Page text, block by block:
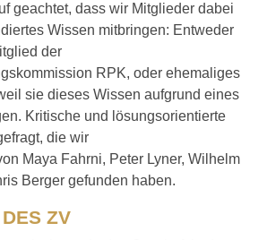
geachtet, dass wir Mitglieder dabei
Wissen mitbringen: Entweder
der
RPK, oder ehemaliges
sie dieses Wissen aufgrund eines
Kritische und lösungsorientierte
die wir
Maya Fahrni, Peter Lyner, Wilhelm
Berger gefunden haben.
ZV